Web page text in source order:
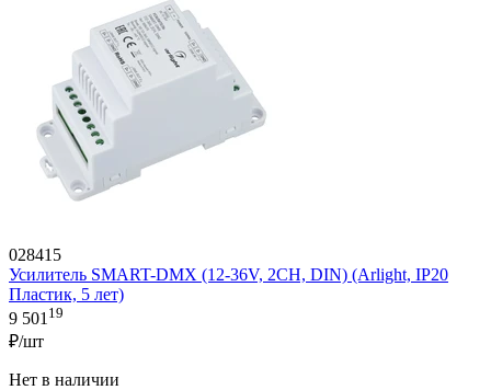
028415
Усилитель SMART-DMX (12-36V, 2CH, DIN) (Arlight, IP20
Пластик, 5 лет)
9 501 19
₽/шт
Нет в наличии